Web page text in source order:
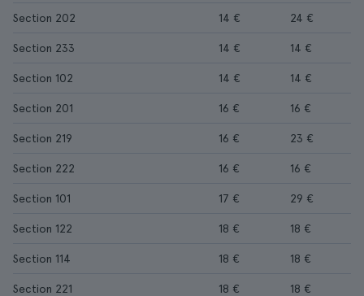
Section 202 14 € 24 €
Section 233 14 € 14 €
Section 102 14 € 14 €
Section 201 16 € 16 €
Section 219 16 € 23 €
Section 222 16 € 16 €
Section 101 17 € 29 €
Section 122 18 € 18 €
Section 114 18 € 18 €
Section 221 18 € 18 €